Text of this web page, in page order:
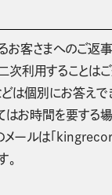
お客さまへのご返
次利用することはご
は個別にお答えで
はお時間を要する
メールは「
。